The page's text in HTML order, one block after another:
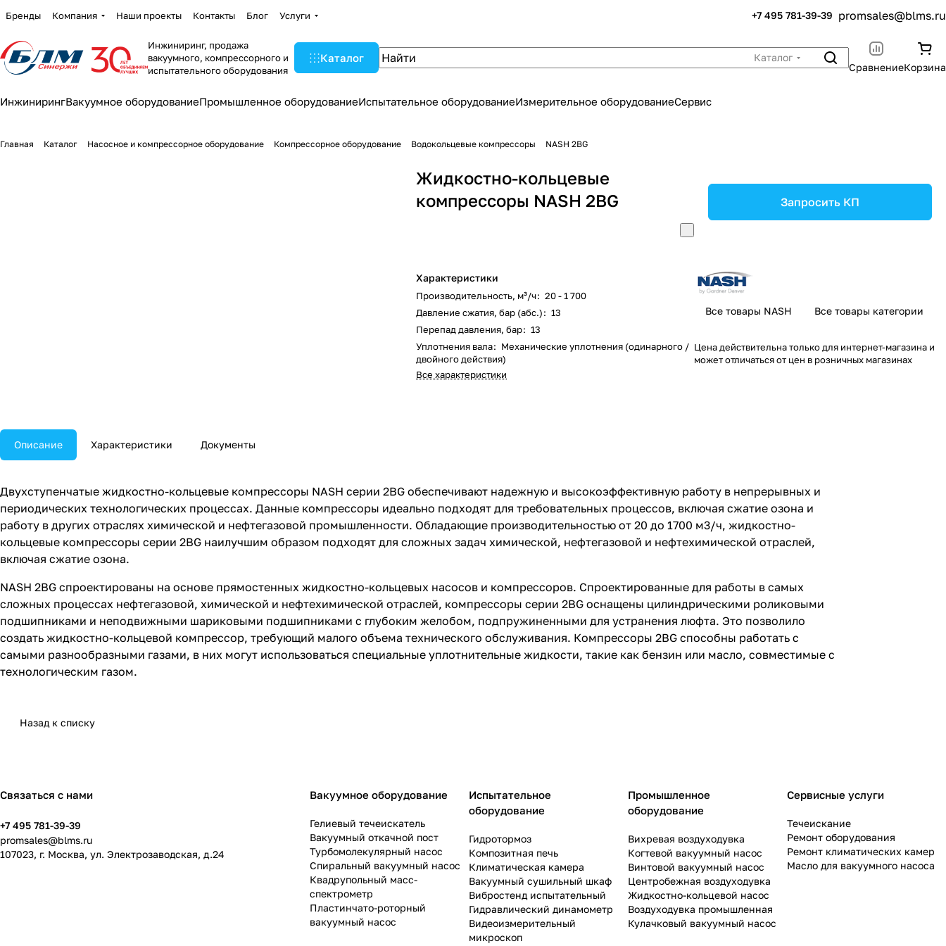
Бренды Компания Наши проекты Контакты Блог Услуги +7 495 781-39-39 promsales@blms.ru
Инжиниринг, продажа
вакуумного, компрессорного и
испытательного оборудования
Каталог
Каталог
СравнениеКорзина
ИнжинирингВакуумное оборудованиеПромышленное оборудованиеИспытательное оборудованиеИзмерительное оборудованиеСервис
Главная Каталог Насосное и компрессорное оборудование Компрессорное оборудование Водокольцевые компрессоры NASH 2BG
Жидкостно-кольцевые
компрессоры NASH 2BG
Характеристики
Производительность, м³/ч: 20 - 1 700
Давление сжатия, бар (абс.): 13
Перепад давления, бар: 13
Уплотнения вала: Механические уплотнения (одинарного /
двойного действия)
Все характеристики
Запросить КП
Все товары NASH Все товары категории
Цена действительна только для интернет-магазина и
может отличаться от цен в розничных магазинах
Описание Характеристики Документы
Двухступенчатые жидкостно-кольцевые компрессоры NASH серии 2BG обеспечивают надежную и высокоэффективную работу в непрерывных и
периодических технологических процессах. Данные компрессоры идеально подходят для требовательных процессов, включая сжатие озона и
работу в других отраслях химической и нефтегазовой промышленности. Обладающие производительностью от 20 до 1700 м3/ч, жидкостно-
кольцевые компрессоры серии 2BG наилучшим образом подходят для сложных задач химической, нефтегазовой и нефтехимической отраслей,
включая сжатие озона.
NASH 2BG спроектированы на основе прямостенных жидкостно-кольцевых насосов и компрессоров. Спроектированные для работы в самых
сложных процессах нефтегазовой, химической и нефтехимической отраслей, компрессоры серии 2BG оснащены цилиндрическими роликовыми
подшипниками и неподвижными шариковыми подшипниками с глубоким желобом, подпружиненными для устранения люфта. Это позволило
создать жидкостно-кольцевой компрессор, требующий малого объема технического обслуживания. Компрессоры 2BG способны работать с
самыми разнообразными газами, в них могут использоваться специальные уплотнительные жидкости, такие как бензин или масло, совместимые с
технологическим газом.
Назад к списку
Связаться с нами
+7 495 781-39-39
promsales@blms.ru
107023, г. Москва, ул. Электрозаводская, д.24
Вакуумное оборудование
Гелиевый течеискатель
Вакуумный откачной пост
Турбомолекулярный насос
Спиральный вакуумный насос
Квадрупольный масс-
спектрометр
Пластинчато-роторный
вакуумный насос
Испытательное
оборудование
Гидротормоз
Композитная печь
Климатическая камера
Вакуумный сушильный шкаф
Вибростенд испытательный
Гидравлический динамометр
Видеоизмерительный
микроскоп
Промышленное
оборудование
Вихревая воздуходувка
Когтевой вакуумный насос
Винтовой вакуумный насос
Центробежная воздуходувка
Жидкостно-кольцевой насос
Воздуходувка промышленная
Кулачковый вакуумный насос
Сервисные услуги
Течеискание
Ремонт оборудования
Ремонт климатических камер
Масло для вакуумного насоса